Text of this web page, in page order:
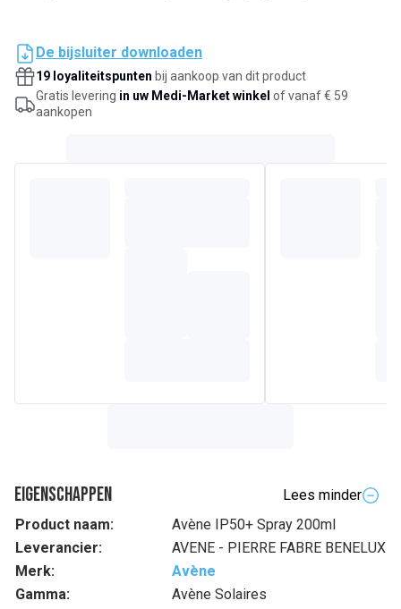
gevoelige huid.
De bijsluiter downloaden
19 loyaliteitspunten bij aankoop van dit product
Gratis levering in uw Medi-Market winkel of vanaf € 59
aankopen
Eigenschappen
Lees minder
Product naam:
Avène IP50+ Spray 200ml
Leverancier:
AVENE - PIERRE FABRE BENELUX
Merk:
Avène
Gamma:
Avène Solaires